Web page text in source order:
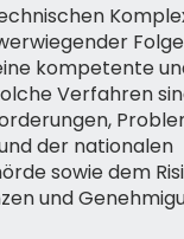
kompetente
Verfahren
der nationalen
sowie dem
und